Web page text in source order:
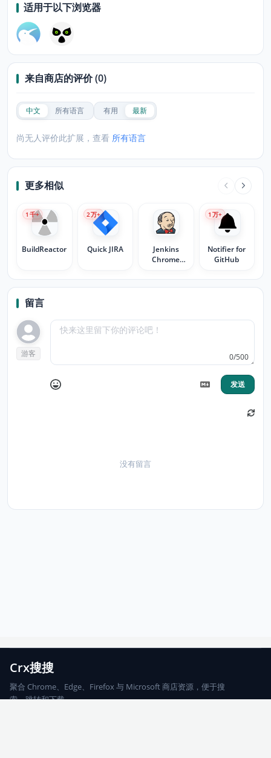
适用于以下浏览器
来自商店的评价 (0)
中文 所有语言 有用 最新
尚无人评价此扩展，查看 所有语言
更多相似
BuildReactor
1 千+
Quick JIRA
2万+
Jenkins
Chrome
Notifier for
GitHub
1 万+
留言
游客 0/500
发送
没有留言
Crx搜搜
聚合 Chrome、Edge、Firefox 与 Microsoft 商店资源，便于搜
索、跳转和下载。